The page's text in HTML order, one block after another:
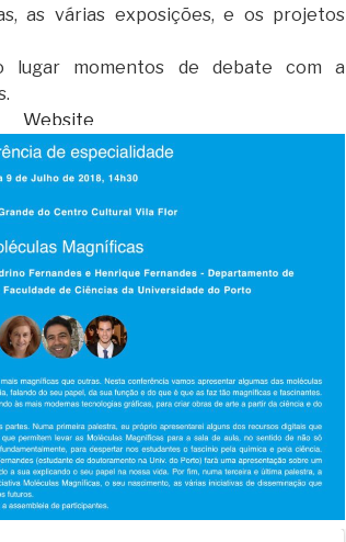
as várias exposições, e os projetos
lugar momentos de debate com a
Website